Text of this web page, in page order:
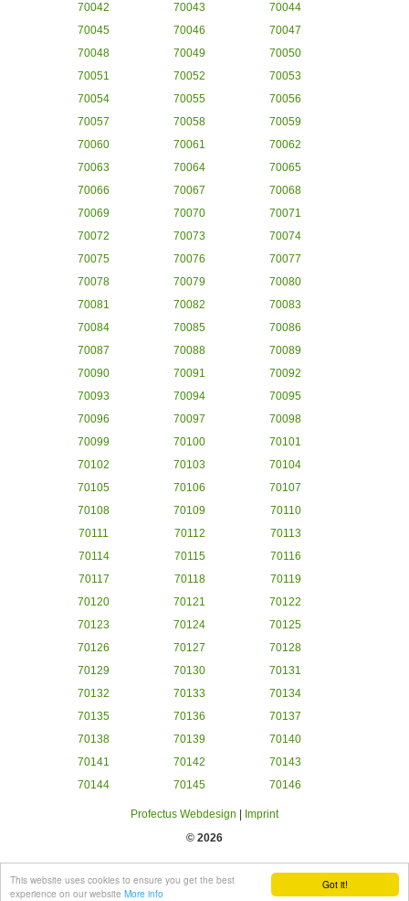
Got it!
This website uses cookies to ensure you get the best
experience on our website More info
70042
70043
70044
70045
70046
70047
70048
70049
70050
70051
70052
70053
70054
70055
70056
70057
70058
70059
70060
70061
70062
70063
70064
70065
70066
70067
70068
70069
70070
70071
70072
70073
70074
70075
70076
70077
70078
70079
70080
70081
70082
70083
70084
70085
70086
70087
70088
70089
70090
70091
70092
70093
70094
70095
70096
70097
70098
70099
70100
70101
70102
70103
70104
70105
70106
70107
70108
70109
70110
70111
70112
70113
70114
70115
70116
70117
70118
70119
70120
70121
70122
70123
70124
70125
70126
70127
70128
70129
70130
70131
70132
70133
70134
70135
70136
70137
70138
70139
70140
70141
70142
70143
70144
70145 70146
Profectus Webdesign
Imprint
© 2026